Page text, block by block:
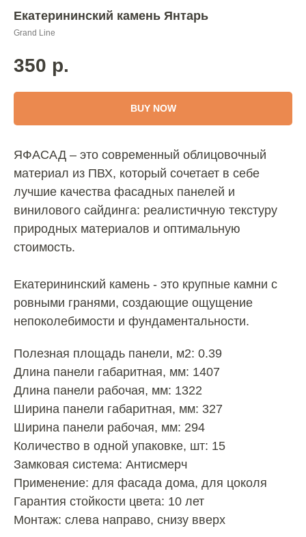
Екатерининский камень Янтарь
Grand Line
350 р.
BUY NOW
ЯФАСАД – это современный облицовочный
материал из ПВХ, который сочетает в себе
лучшие качества фасадных панелей и
винилового сайдинга: реалистичную текстуру
природных материалов и оптимальную
стоимость.
Екатерининский камень - это крупные камни с
ровными гранями, создающие ощущение
непоколебимости и фундаментальности.
Полезная площадь панели, м2: 0.39
Длина панели габаритная, мм: 1407
Длина панели рабочая, мм: 1322
Ширина панели габаритная, мм: 327
Ширина панели рабочая, мм: 294
Количество в одной упаковке, шт: 15
Замковая система: Антисмерч
Применение: для фасада дома, для цоколя
Гарантия стойкости цвета: 10 лет
Монтаж: слева направо, снизу вверх